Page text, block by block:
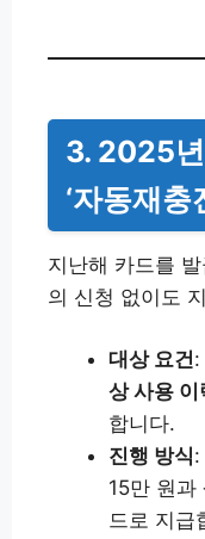
3. 2025
‘자동재충
지난해 카드를
의 신청 없이도
대상 요건:
상 사용 이
합니다.
진행 방식:
15만 원과
드로 지급